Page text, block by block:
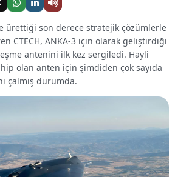
ürettiği son derece stratejik çözümlerle
CTECH, ANKA-3 için olarak geliştirdiği
antenini ilk kez sergiledi. Hayli
olan anten için şimdiden çok sayıda
çalmış durumda.